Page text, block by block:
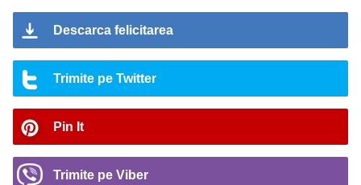
Descarca felicitarea
Trimite pe Twitter
Pin It
Trimite pe Viber